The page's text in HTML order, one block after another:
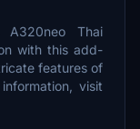
A320neo Thai
with this add-
features of
visit